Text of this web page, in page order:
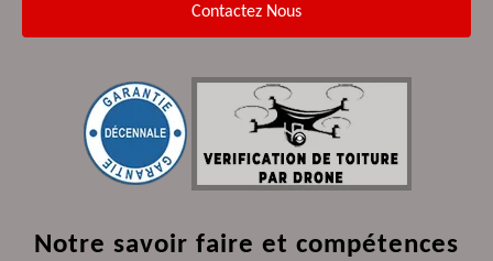
Contactez Nous
Notre savoir faire et compétences